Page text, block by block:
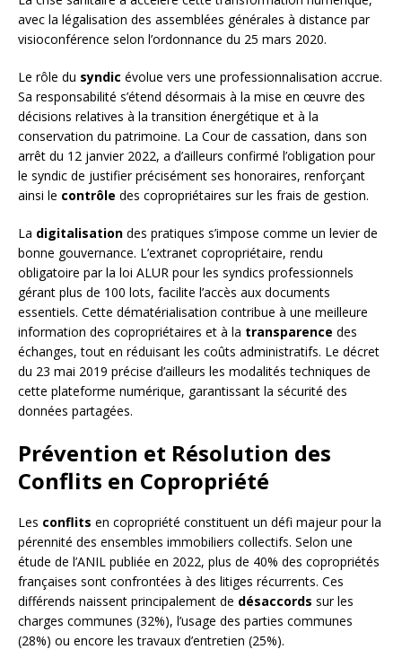
avec la légalisation des assemblées générales à distance par
visioconférence selon l’ordonnance du 25 mars 2020.
Le rôle du syndic évolue vers une professionnalisation accrue.
Sa responsabilité s’étend désormais à la mise en œuvre des
décisions relatives à la transition énergétique et à la
conservation du patrimoine. La Cour de cassation, dans son
arrêt du 12 janvier 2022, a d’ailleurs confirmé l’obligation pour
le syndic de justifier précisément ses honoraires, renforçant
ainsi le contrôle des copropriétaires sur les frais de gestion.
La digitalisation des pratiques s’impose comme un levier de
bonne gouvernance. L’extranet copropriétaire, rendu
obligatoire par la loi ALUR pour les syndics professionnels
gérant plus de 100 lots, facilite l’accès aux documents
essentiels. Cette dématérialisation contribue à une meilleure
information des copropriétaires et à la transparence des
échanges, tout en réduisant les coûts administratifs. Le décret
du 23 mai 2019 précise d’ailleurs les modalités techniques de
cette plateforme numérique, garantissant la sécurité des
données partagées.
Prévention et Résolution des
Conflits en Copropriété
Les conflits en copropriété constituent un défi majeur pour la
pérennité des ensembles immobiliers collectifs. Selon une
étude de l’ANIL publiée en 2022, plus de 40% des copropriétés
françaises sont confrontées à des litiges récurrents. Ces
différends naissent principalement de désaccords sur les
charges communes (32%), l’usage des parties communes
(28%) ou encore les travaux d’entretien (25%).